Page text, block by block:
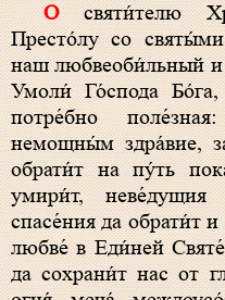
О святи́телю Христо́в Иоа́нне, Бо́жию
Престо́лу со
наш любвеоби́льный
Умоли́ Го́спода
потре́бно
немощны́м здра́вие,
обрати́т на пу́ть
умири́т,
спасе́ния да обрати́т
любве́ в Еди́ней
да сохрани́т нас от